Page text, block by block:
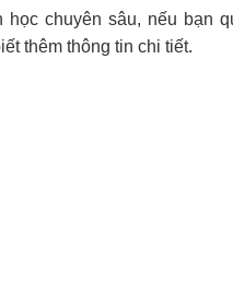
chuyên sâu, nếu bạn
thêm thông tin chi tiết.